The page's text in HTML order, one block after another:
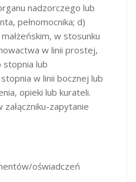
nadzorczego lub
pełnomocnika; d)
w stosunku
w linii prostej,
lub
w linii bocznej lub
opieki lub kurateli.
zapytanie
oświadczeń